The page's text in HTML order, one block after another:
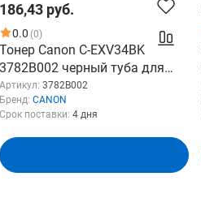
186,43 руб.
0.0 (0)
Тонер Canon C-EXV34BK
3782B002 черный туба для
копира iR
C2020/C2025/C2030/C2220/C2
225/C2230
Артикул: 3782B002
Бренд: CANON
Срок поставки: 4 дня